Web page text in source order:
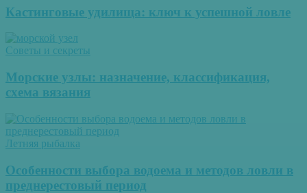
Кастинговые удилища: ключ к успешной ловле
Советы и секреты
Морские узлы: назначение, классификация,
схема вязания
Летняя рыбалка
Особенности выбора водоема и методов ловли в
преднерестовый период